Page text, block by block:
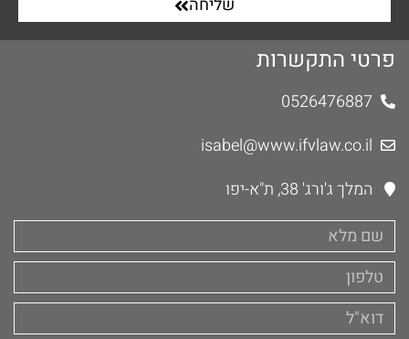
שליחה
פרטי התקשרות
0526476887
isabel@www.ifvlaw.co.il
המלך ג'ורג' 38, ת"א-יפו